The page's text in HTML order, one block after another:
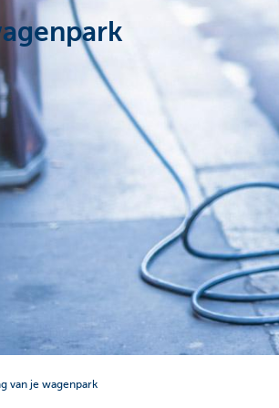
van je wagenpark